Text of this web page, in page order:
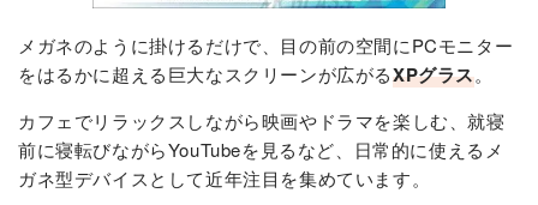
メガネのように掛けるだけで、目の前の空間にPCモニター
をはるかに超える巨大なスクリーンが広がるXPグラス。
カフェでリラックスしながら映画やドラマを楽しむ、就寝
前に寝転びながらYouTubeを見るなど、日常的に使えるメ
ガネ型デバイスとして近年注目を集めています。